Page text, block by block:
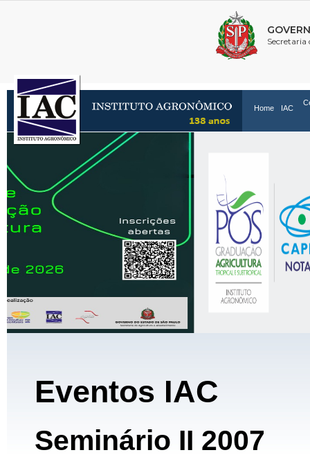
Home IAC
Eventos IAC
Seminário II 2007